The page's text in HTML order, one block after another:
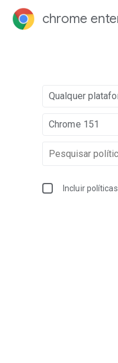
chrome
Qualquer
Chrome 151
Incluir